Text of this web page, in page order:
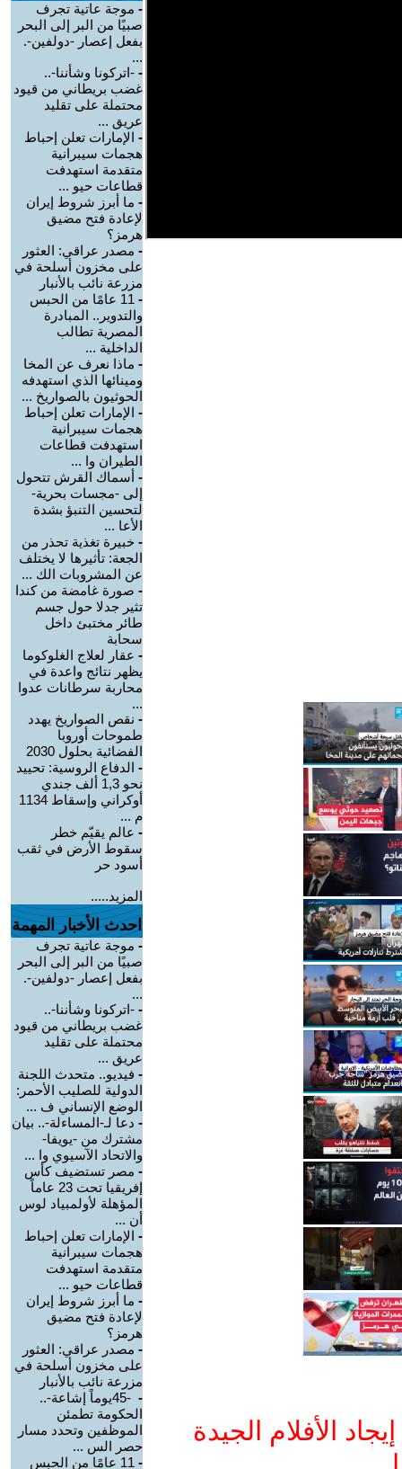
الأفلام الجيدة
- موجة عاتية تجرف
صبيًا من البر إلى البحر
بفعل إعصار -دولفين-.
...
- -اتركونا وشأننا-..
غضب بريطاني من قيود
محتملة على تقليد
عريق ...
- الإمارات تعلن إحباط
هجمات سيبرانية
متقدمة استهدفت
قطاعات حيو ...
- ما أبرز شروط إيران
لإعادة فتح مضيق
هرمز؟
- مصدر عراقي: العثور
على مخزون أسلحة في
مزرعة نائب بالأنبار
-
11 عامًا من الحبس
والتدوير.. المبادرة
المصرية تطالب
الداخلية ...
- ماذا نعرف عن المخا
ومينائها الذي استهدفه
الحوثيون بالصواريخ ...
- الإمارات تعلن إحباط
هجمات سيبرانية
استهدفت قطاعات
الطيران وا ...
- أسماك القرش تتحول
إلى -مجسات بحرية-
لتحسين التنبؤ بشدة
الأعا ...
- خبيرة تغذية تحذر من
الجعة: تأثيرها لا يختلف
عن المشروبات الك ...
- صورة غامضة من كندا
تثير جدلا حول جسم
طائر مختبئ داخل
سحابة
- عقار لعلاج الغلوكوما
يظهر نتائج واعدة في
محاربة سرطانات عدوا
...
- نقص الصواريخ يهدد
طموحات أوروبا
الفضائية بحلول 2030
- الدفاع الروسية: تحييد
نحو 1,3 ألف جندي
أوكراني وإسقاط 1134
م ...
- عالم يقيّم خطر
سقوط الأرض في ثقب
أسود حر
المزيد.....
احدث الأخبار المهمة
- موجة عاتية تجرف
صبيًا من البر إلى البحر
بفعل إعصار -دولفين-.
...
- -اتركونا وشأننا-..
غضب بريطاني من قيود
محتملة على تقليد
عريق ...
- فيديو.. متحدث اللجنة
الدولية للصليب الأحمر:
الوضع الإنساني ف ...
- دعا لـ-المساءلة-.. بيان
مشترك من -يويفا-
والاتحاد الآسيوي وا ...
- مصر تستضيف كأس
إفريقيا تحت 23 عاماً
المؤهلة لأولمبياد لوس
أن ...
- الإمارات تعلن إحباط
هجمات سيبرانية
متقدمة استهدفت
قطاعات حيو ...
- ما أبرز شروط إيران
لإعادة فتح مضيق
هرمز؟
- مصدر عراقي: العثور
على مخزون أسلحة في
مزرعة نائب بالأنبار
-
-45يوماً إشاعة-..
الحكومة تطمئن
الموظفين وتحدد مسار
حصر الس ...
-
11 عامًا من الحبس